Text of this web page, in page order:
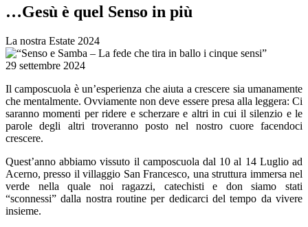
…Gesù è quel Senso in più
La nostra Estate 2024
29 settembre 2024
Il camposcuola è un’esperienza che aiuta a crescere sia umanamente
che mentalmente. Ovviamente non deve essere presa alla leggera: Ci
saranno momenti per ridere e scherzare e altri in cui il silenzio e le
parole degli altri troveranno posto nel nostro cuore facendoci
crescere.
Quest’anno abbiamo vissuto il camposcuola dal 10 al 14 Luglio ad
Acerno, presso il villaggio San Francesco, una struttura immersa nel
verde nella quale noi ragazzi, catechisti e don siamo stati
“sconnessi” dalla nostra routine per dedicarci del tempo da vivere
insieme.